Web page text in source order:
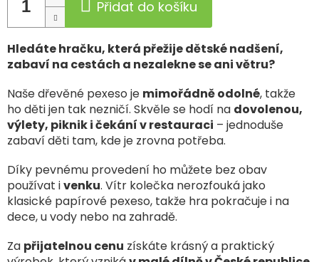
Přidat do košíku
Hledáte hračku, která přežije dětské nadšení,
zabaví na cestách a nezalekne se ani větru?
Naše dřevěné pexeso je mimořádně odolné, takže
ho děti jen tak nezničí. Skvěle se hodí na dovolenou,
výlety, piknik i čekání v restauraci – jednoduše
zabaví děti tam, kde je zrovna potřeba.
Díky pevnému provedení ho můžete bez obav
používat ivenku. Vítr kolečka nerozfouká jako
klasické papírové pexeso, takže hra pokračuje i na
dece, u vody nebo na zahradě.
Za přijatelnou cenu získáte krásný a praktický